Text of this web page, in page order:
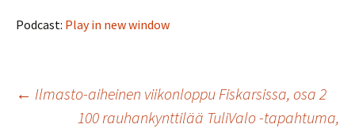
Podcast: Play in new window
Artikkelien
← Ilmasto-aiheinen viikonloppu Fiskarsissa, osa 2
100 rauhankynttilää TuliValo -tapahtuma,